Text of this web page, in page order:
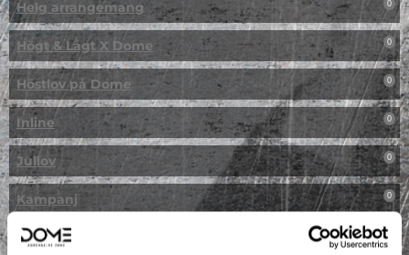
Helg arrangemang 0
Högt & Lågt X Dome 0
Höstlov på Dome 0
Inline 0
Jullov 0
Kampanj 0
Kickbike 0